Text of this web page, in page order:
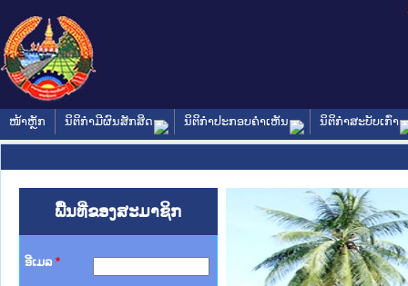
ໜ້າຫຼັກ ນິຕິກໍາມີຜົນສັກສິດ ນິຕິກໍາປະກອບຄໍາເຫັນ ນິຕິກໍາສະບັບເກົ່າ
ພື້ນທີ່ຂອງສະມາຊິກ
ອີເມລ *